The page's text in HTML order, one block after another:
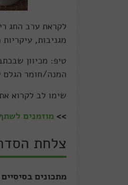
לקראת ערב החג
מגניבות,
המנה/חומר הגלם
שימו לב לקרוא
>> מוזמנים
צלחת
מתכונים